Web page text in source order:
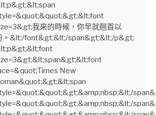
我來的時候，你早就翹首以
。&lt;/font&gt;&lt;/span&gt;&lt;/p&gt;
New